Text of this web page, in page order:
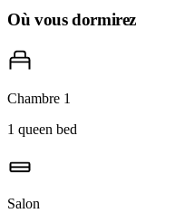
Où vous dormirez
Chambre 1
1 queen bed
Salon